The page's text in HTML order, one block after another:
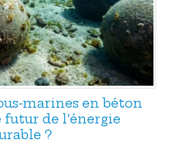
marines en béton
futur de l'énergie
?